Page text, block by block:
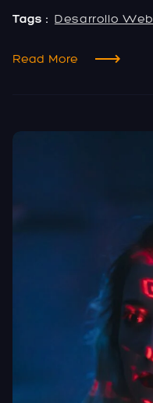
Tags : Desarrollo Web
Read More